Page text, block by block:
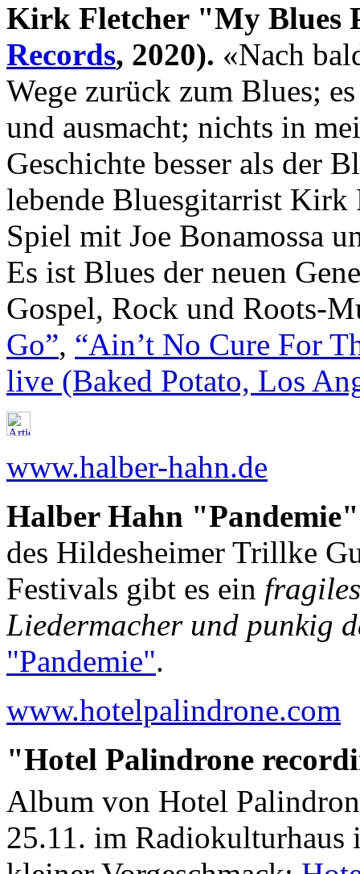
Kirk Fletcher "My Blues
Records, 2020). «Nach
Wege zurück zum Blues;
und ausmacht; nichts in
Geschichte besser als der
lebende Bluesgitarrist Kirk
Spiel mit Joe Bonamossa
Es ist Blues der neuen
Gospel, Rock und Roots-
Go”, “Ain’t No Cure For
live (Baked Potato, Los
www.halber-hahn.de
Halber Hahn
des Hildesheimer Trillke
Festivals gibt es ein
Liedermacher und punkig
"Pandemie".
www.hotelpalindrone.com
"Hotel Palindrone
Album von Hotel
25.11. im Radiokulturhaus